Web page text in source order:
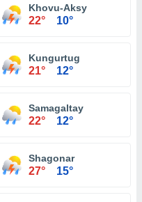
Khovu-Aksy
22° 10°
Kungurtug
21° 12°
Samagaltay
22° 12°
Shagonar
27° 15°